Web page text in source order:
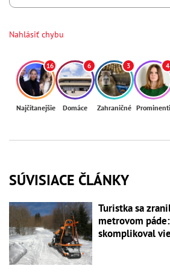
Nahlásiť chybu
16
Najčítanejšie
6
Domáce
3
Zahraničné
4
Prominenti
SÚVISIACE ČLÁNKY
Turistka sa
metrovom
skomplikoval